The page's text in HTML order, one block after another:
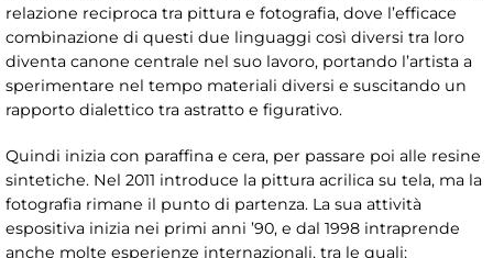
relazione reciproca tra pittura e fotografia, dove l’efficace
combinazione di questi due linguaggi così diversi tra loro
diventa canone centrale nel suo lavoro, portando l’artista a
sperimentare nel tempo materiali diversi e suscitando un
rapporto dialettico tra astratto e figurativo.
Quindi inizia con paraffina e cera, per passare poi alle resine
sintetiche. Nel 2011 introduce la pittura acrilica su tela, ma la
fotografia rimane il punto di partenza. La sua attività
espositiva inizia nei primi anni ’90, e dal 1998 intraprende
anche molte esperienze internazionali, tra le quali: